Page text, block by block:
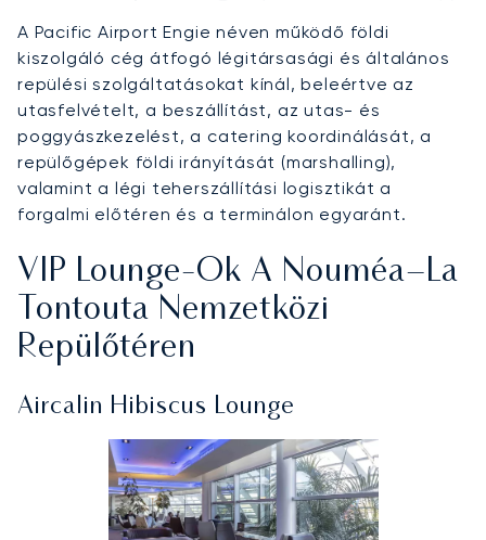
A Pacific Airport Engie néven működő földi
kiszolgáló cég átfogó légitársasági és általános
repülési szolgáltatásokat kínál, beleértve az
utasfelvételt, a beszállítást, az utas- és
poggyászkezelést, a catering koordinálását, a
repülőgépek földi irányítását (marshalling),
valamint a légi teherszállítási logisztikát a
forgalmi előtéren és a terminálon egyaránt.
VIP Lounge-Ok A Nouméa–La
Tontouta Nemzetközi
Repülőtéren
Aircalin Hibiscus Lounge